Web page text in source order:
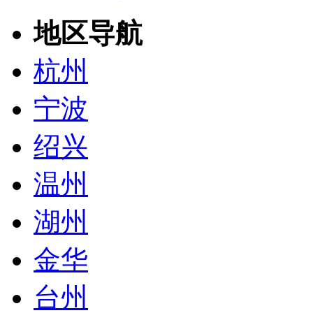
地区导航
杭州
宁波
绍兴
温州
湖州
金华
台州